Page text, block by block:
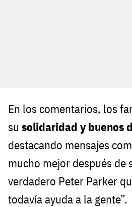
En los comentarios, los
su solidaridad y buenos
destacando mensajes
mucho mejor después de
verdadero Peter Parker
todavía ayuda a la gente”.